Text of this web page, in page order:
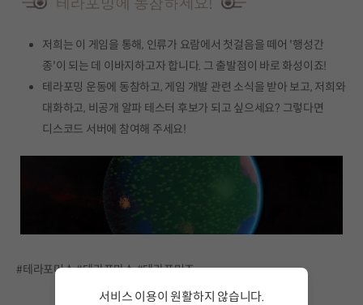
저희는 이 게임을 통해, 인류가 요람에서 첫걸음을 떼어 '행성간
종'이 되는 데 이바지하고자 합니다. 그 출발점이 바로 화성이죠!
테라포밍 운동에 동참하고, 게임 개발 관련 소식을 받아 보고, 저희와
대화하고, 비공개 알파 테스터 후보가 되고 싶으세요? 그렇다면
디스코드 서버에 참여해 주세요!
#테라포머스 #테라포마스 #테라포머즈
서비스 이용이 원활하지 않습니다.